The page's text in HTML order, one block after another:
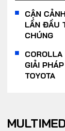
CẬN
LẦN ĐẦU
CHÚNG
GIẢI
TOYOTA